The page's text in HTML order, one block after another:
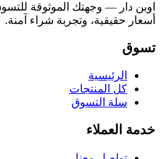
اوبن دار — وجهتك الموثوقة
أسعار حقيقية، وتجربة شراء آمنة.
تسوق
الرئيسية
كل المنتجات
سلة التسوق
خدمة العملاء